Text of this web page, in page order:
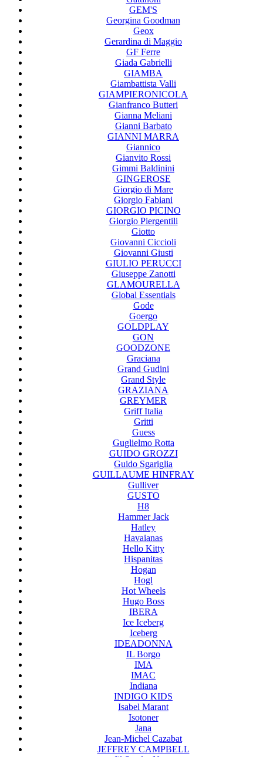
GEM'S
Georgina Goodman
Geox
Gerardina di Maggio
GF Ferre
Giada Gabrielli
GIAMBA
Giambattista Valli
GIAMPIERONICOLA
Gianfranco Butteri
Gianna Meliani
Gianni Barbato
GIANNI MARRA
Giannico
Gianvito Rossi
Gimmi Baldinini
GINGEROSE
Giorgio di Mare
Giorgio Fabiani
GIORGIO PICINO
Giorgio Piergentili
Giotto
Giovanni Ciccioli
Giovanni Giusti
GIULIO PERUCCI
Giuseppe Zanotti
GLAMOURELLA
Global Essentials
Gode
Goergo
GOLDPLAY
GON
GOODZONE
Graciana
Grand Gudini
Grand Style
GRAZIANA
GREYMER
Griff Italia
Gritti
Guess
Guglielmo Rotta
GUIDO GROZZI
Guido Sgariglia
GUILLAUME HINFRAY
Gulliver
GUSTO
H8
Hammer Jack
Hatley
Havaianas
Hello Kitty
Hispanitas
Hogan
Hogl
Hot Wheels
Hugo Boss
IBERA
Ice Iceberg
Iceberg
IDEADONNA
IL Borgo
IMA
IMAC
Indiana
INDIGO KIDS
Isabel Marant
Isotoner
Jana
Jean-Michel Cazabat
JEFFREY CAMPBELL